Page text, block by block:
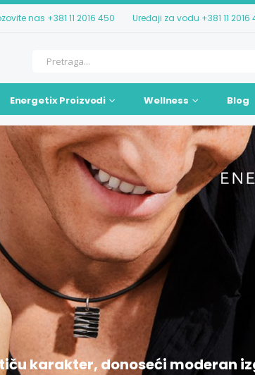
nas +381 11 2016 450 Uređaji za vodu +381 11 2016
Energetix Proizvodi Wellness Blog
karakter, donoseći moderan